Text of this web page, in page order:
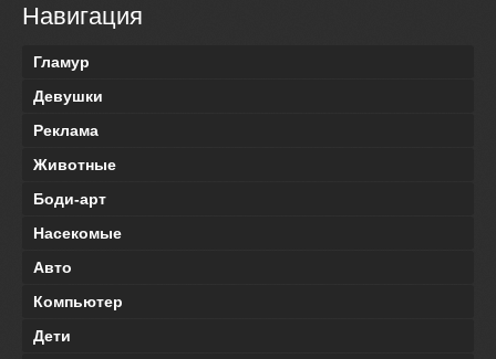
Навигация
Гламур
Девушки
Реклама
Животные
Боди-арт
Насекомые
Авто
Компьютер
Дети